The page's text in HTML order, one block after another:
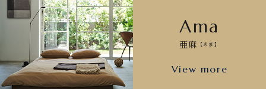
Ama
亜麻 【あま】
View more